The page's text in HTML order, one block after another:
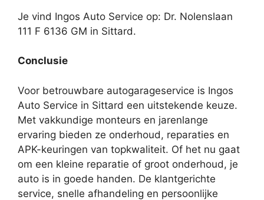
Je vind Ingos Auto Service op: Dr. Nolenslaan
111 F 6136 GM in Sittard.
Conclusie
Voor betrouwbare autogarageservice is Ingos
Auto Service in Sittard een uitstekende keuze.
Met vakkundige monteurs en jarenlange
ervaring bieden ze onderhoud, reparaties en
APK-keuringen van topkwaliteit. Of het nu gaat
om een kleine reparatie of groot onderhoud, je
auto is in goede handen. De klantgerichte
service, snelle afhandeling en persoonlijke